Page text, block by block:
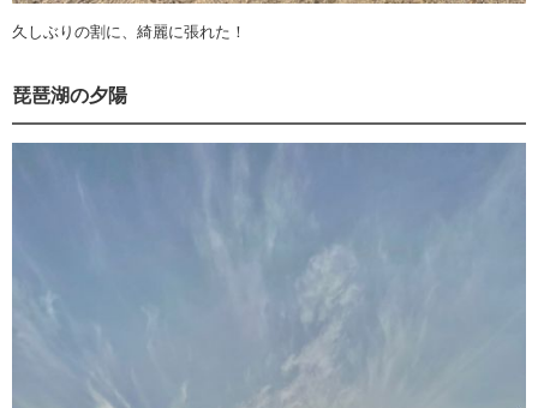
久しぶりの割に、綺麗に張れた！
琵琶湖の夕陽